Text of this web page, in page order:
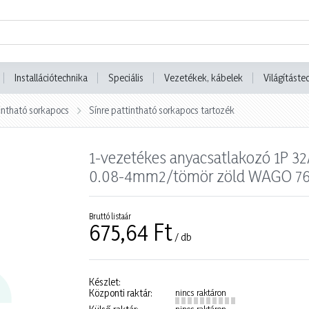
Installációtechnika Speciális Vezetékek, kábelek
sorkapocs Sínre pattintható sorkapocs tartozék
1-vezetékes anyacsatlakozó 1P
0.08-4mm2/tömör zöld WAGO
Bruttó listaár
675,64 Ft / db
Készlet:
Központi raktár:
nincs raktáron